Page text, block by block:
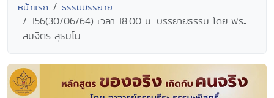
หน้าแรก ธรรมบรรยาย
156(30/06/64) เวลา 18.00 น. บรรยายธรรม โดย พระ
สมจิตร สุธมฺโม